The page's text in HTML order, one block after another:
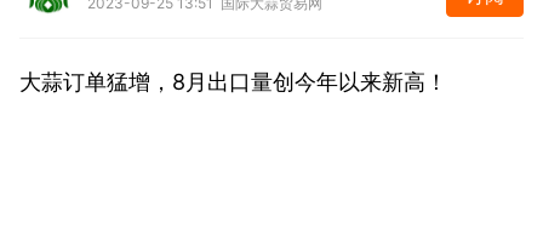
大蒜订单猛增，8月出口量创今年以来新高！